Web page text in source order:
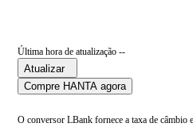
Última hora de atualização --
Atualizar
Compre HANTA agora
O conversor LBank fornece a taxa de